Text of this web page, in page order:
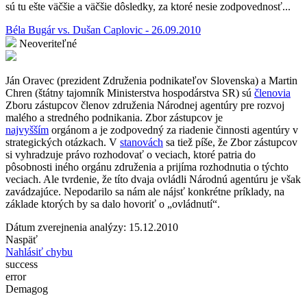
sú tu ešte väčšie a väčšie dôsledky, za ktoré nesie zodpovednosť...
Béla Bugár vs. Dušan Caplovic - 26.09.2010
Neoveriteľné
Ján Oravec (prezident Združenia podnikateľov Slovenska) a Martin
Chren (štátny tajomník Ministerstva hospodárstva SR) sú členovia
Zboru zástupcov členov združenia Národnej agentúry pre rozvoj
malého a stredného podnikania. Zbor zástupcov je
najvyšším orgánom a je zodpovedný za riadenie činnosti agentúry v
strategických otázkach. V stanovách sa tiež píše, že Zbor zástupcov
si vyhradzuje právo rozhodovať o veciach, ktoré patria do
pôsobnosti iného orgánu združenia a prijíma rozhodnutia o týchto
veciach. Ale tvrdenie, že títo dvaja ovládli Národnú agentúru je však
zavádzajúce. Nepodarilo sa nám ale nájsť konkrétne príklady, na
základe ktorých by sa dalo hovoriť o „ovládnutí“.
Dátum zverejnenia analýzy: 15.12.2010
Naspäť
Nahlásiť chybu
success
error
Demagog